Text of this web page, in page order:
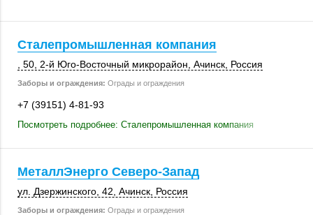
Сталепромышленная компания
, 50 , 2-й Юго-Восточный микрорайон, Ачинск Россия
Заборы и ограждения: Ограды и ограждения
+7 (39151) 4-81-93
Посмотреть подробнее: Сталепромышленная компания
МеталлЭнерго Северо-Запад
ул. Дзержинского, 42, Ачинск Россия
Заборы и ограждения: Ограды и ограждения